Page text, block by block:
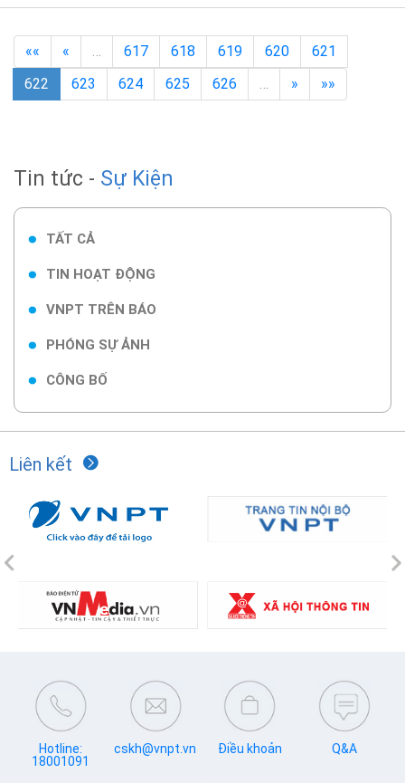
«« « … 617 618 619 620
621
622
623 624 625 626 … » »»
Tin tức - Sự Kiện
TẤT CẢ
TIN HOẠT ĐỘNG
VNPT TRÊN BÁO
PHÓNG SỰ ẢNH
CÔNG BỐ
Liên kết
Previous
Hotline:
18001091
cskh@vnpt.vn Điều khoản Q&A